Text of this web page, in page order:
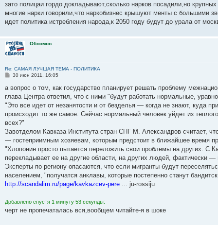
зато полицаи гордо докладывают,сколько нарков посадили,но
многие нарки говорили,что наркобизнес крышуют менты с большими
идет политика истребления народа,к 2050 году будут до урала от
Обломов
Re: САМАЯ ЛУЧШАЯ ТЕМА - ПОЛИТИКА
С
о
щ
е
и
е
30 июн 2011, 16:05
а вопрос о том, как государство планирует решать проблему
глава Центра ответил, что с ними "будут работать нормальные,
"Это все идет от незанятости и от безделья — когда не знают, куда
происходит то же самое. Сейчас нормальный человек уйдет из
всех?"
Завотделом Кавказа Института стран СНГ М. Александров считает,
— гостеприимным хозяевам, которым предстоит в ближайшее время
"Хлопонин просто пытается переложить свои проблемы на других. С
перекладывает ее на другие области, на других людей, фактически —
Эксперты по региону опасаются, что если мигранты будут
населением, "получатся анклавы, которые постепенно станут
http://scandalim.ru/page/kavkazcev-pere ... ju-rossiju
Добавлено спустя 1 минуту 53 секунды:
черт не пропечаталась вся,вообщем читайте-я в шоке